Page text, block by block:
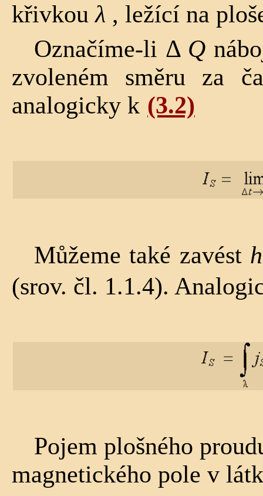
křivkouλ , ležící na
Označíme-li Δ Q
zvoleném směru za
analogicky k (3.2)
Můžeme také zavést
(srov. čl. 1.1.4).
Pojem plošného
magnetického pole v